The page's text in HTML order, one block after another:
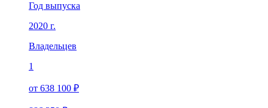
Год выпуска
2020 г.
Владельцев
1
от 638 100 ₽